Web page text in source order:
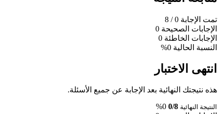
تمت الإجابة 0
/ 8
الإجابات الصحيحة 0
الإجابات الخاطئة 0
النسبة الحالية 0%
انتهى الاختبار
هذه نتيجتك النهائية بعد الإجابة عن جميع الأسئلة.
النتيجة النهائية 0/8
0%